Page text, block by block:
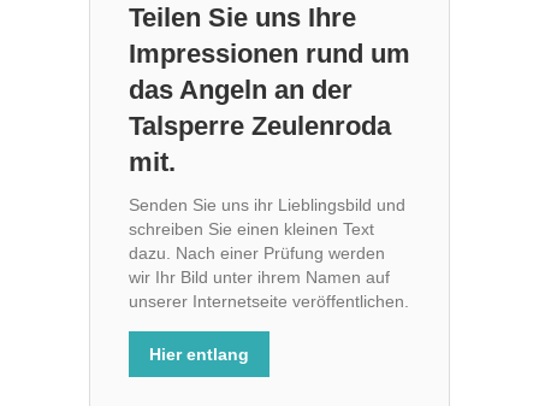
Teilen Sie uns Ihre
Impressionen rund um
das Angeln an der
Talsperre Zeulenroda
mit.
Senden Sie uns ihr Lieblingsbild und
schreiben Sie einen kleinen Text
dazu. Nach einer Prüfung werden
wir Ihr Bild unter ihrem Namen auf
unserer Internetseite veröffentlichen.
Hier entlang